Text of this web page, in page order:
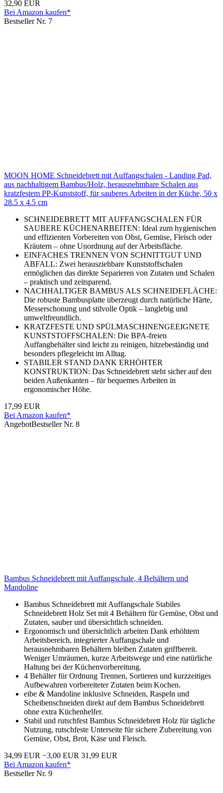
32,90 EUR
Bei Amazon kaufen*
Bestseller Nr. 7
MOON HOME Schneidebrett mit Auffangschalen - Landing Pad,
aus nachhaltigem Bambus/Holz, herausnehmbare Schalen aus
kratzfestem PP-Kunststoff, für sauberes Arbeiten in der Küche, 50 x
28.5 x 4.5 cm
SCHNEIDEBRETT MIT AUFFANGSCHALEN FÜR
SAUBERE KÜCHENARBEITEN: Ideal zum hygienischen
und effizienten Vorbereiten von Obst, Gemüse, Fleisch oder
Kräutern – ohne Unordnung auf der Arbeitsfläche.
EINFACHES TRENNEN VON SCHNITTGUT UND
ABFALL: Zwei herausziehbare Kunststoffschalen
ermöglichen das direkte Separieren von Zutaten und Schalen
– praktisch und zeitsparend.
NACHHALTIGER BAMBUS ALS SCHNEIDEFLÄCHE:
Die robuste Bambusplatte überzeugt durch natürliche Härte,
Messerschonung und stilvolle Optik – langlebig und
umweltfreundlich.
KRATZFESTE UND SPÜLMASCHINENGEEIGNETE
KUNSTSTOFFSCHALEN: Die BPA-freien
Auffangbehälter sind leicht zu reinigen, hitzebeständig und
besonders pflegeleicht im Alltag.
STABILER STAND DANK ERHÖHTER
KONSTRUKTION: Das Schneidebrett steht sicher auf den
beiden Außenkanten – für bequemes Arbeiten in
ergonomischer Höhe.
17,99 EUR
Bei Amazon kaufen*
AngebotBestseller Nr. 8
Bambus Schneidebrett mit Auffangschale, 4 Behältern und
Mandoline
Bambus Schneidebrett mit Auffangschale Stabiles
Schneidebrett Holz Set mit 4 Behältern für Gemüse, Obst und
Zutaten, sauber und übersichtlich schneiden.
Ergonomisch und übersichtlich arbeiten Dank erhöhtem
Arbeitsbereich, integrierter Auffangschale und
herausnehmbaren Behältern bleiben Zutaten griffbereit.
Weniger Umräumen, kurze Arbeitswege und eine natürliche
Haltung bei der Küchenvorbereitung.
4 Behälter für Ordnung Trennen, Sortieren und kurzzeitiges
Aufbewahren vorbereiteter Zutaten beim Kochen.
eibe & Mandoline inklusive Schneiden, Raspeln und
Scheibenschneiden direkt auf dem Bambus Schneidebrett
ohne extra Küchenhelfer.
Stabil und rutschfest Bambus Schneidebrett Holz für tägliche
Nutzung, rutschfeste Unterseite für sichere Zubereitung von
Gemüse, Obst, Brot, Käse und Fleisch.
34,99 EUR −3,00 EUR 31,99 EUR
Bei Amazon kaufen*
Bestseller Nr. 9